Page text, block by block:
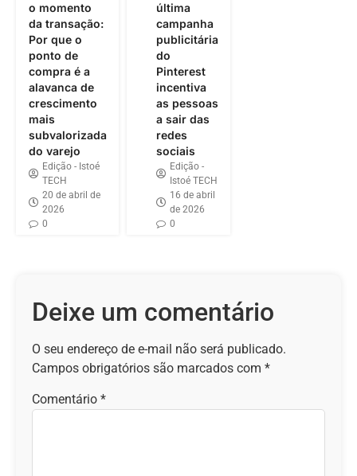
o momento
da transação:
Por que o
ponto de
compra é a
alavanca de
crescimento
mais
subvalorizada
do varejo
Edição - Istoé
TECH
20 de abril de
2026
0
última
campanha
publicitária
do
Pinterest
incentiva
as pessoas
a sair das
redes
sociais
Edição -
Istoé TECH
16 de abril
de 2026
0
Deixe um comentário
O seu endereço de e-mail não será publicado.
Campos obrigatórios são marcados com *
Comentário *